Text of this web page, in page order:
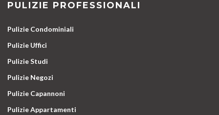
PULIZIE PROFESSIONALI
Pulizie Condominiali
Pulizie Uffici
Pulizie Studi
Pulizie Negozi
Pulizie Capannoni
Pulizie Appartamenti